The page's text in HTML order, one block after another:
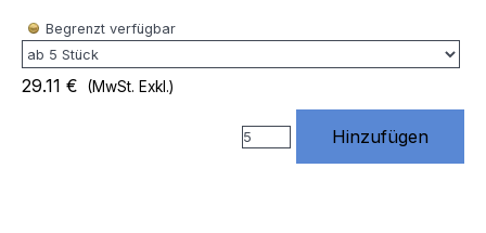
https://www.rossmann-
onlineshop.de/
[R=301,L] #
4) Standard
Begrenzt verfügbar
29.11 € (MwSt. Exkl.)
Hinzufügen